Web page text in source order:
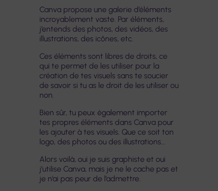
Canva propose une galerie d’éléments
incroyablement vaste. Par éléments,
j’entends des photos, des vidéos, des
illustrations, des icônes, etc.
Ces éléments sont libres de droits, ce
qui te permet de les utiliser pour la
création de tes visuels sans te soucier
de savoir si tu as le droit de les utiliser ou
non.
Bien sûr, tu peux également importer
tes propres éléments dans Canva pour
les ajouter à tes visuels. Que ce soit ton
logo, des photos ou des illustrations…
Alors voilà, oui je suis graphiste et oui
j’utilise Canva, mais je ne le cache pas et
je n’ai pas peur de l’admettre.